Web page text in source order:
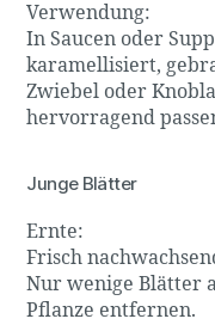
Verwendung:
In Saucen oder
karamellisiert,
Zwiebel oder
hervorragend
Junge Blätter
Ernte:
Frisch
Nur wenige Blätter
Pflanze entfernen.